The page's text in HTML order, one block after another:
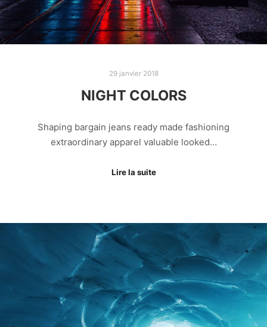
29 janvier 2018
NIGHT COLORS
Shaping bargain jeans ready made fashioning
extraordinary apparel valuable looked…
Lire la suite